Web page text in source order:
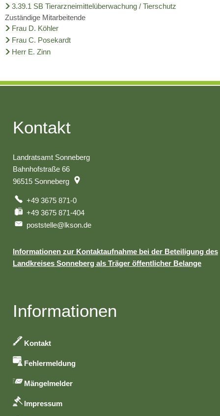
3.39.1 SB Tierarzneimittelüberwachung / Tierschutz
Zuständige Mitarbeitende
Frau D. Köhler
Frau C. Posekardt
Herr E. Zinn
Kontakt
Landratsamt Sonneberg
Bahnhofstraße 66
96515 Sonneberg
+49 3675 871-0
+49 3675 871-404
poststelle@lkson.de
Informationen zur Kontaktaufnahme bei der Beteiligung des
Landkreises Sonneberg als Träger öffentlicher Belange
Informationen
Kontakt
Fehlermeldung
Mängelmelder
Impressum